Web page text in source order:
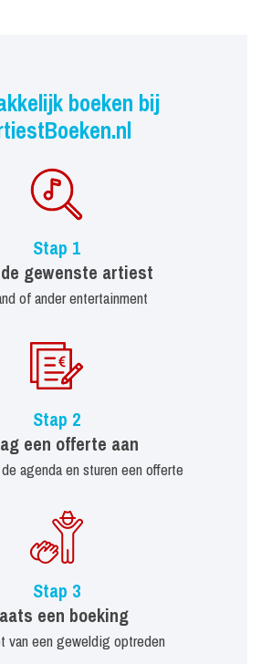
boeken bij
Stap 1
gewenste artiest
of ander entertainment
Stap 2
een offerte aan
agenda en sturen een offerte
Stap 3
een boeking
van een geweldig optreden